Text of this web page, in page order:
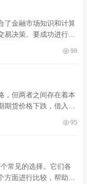
了金融市场知识和计算
决策。要成功进行量
98
，但两者之间存在着本
货价格下跌，借入期
95
常见的选择。它们各
面进行比较，帮助你